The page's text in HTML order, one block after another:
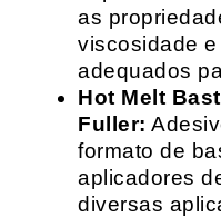
as
viscosidade
adequados
Hot Melt
Fuller:
formato de
aplicadores
diversas